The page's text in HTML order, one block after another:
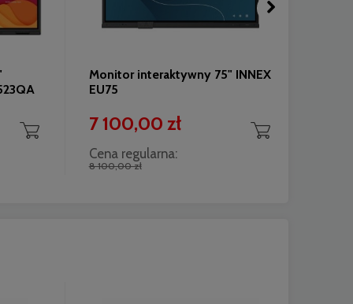
Monitor interaktywny 75" INNEX
EU75
7 100,00 zł
Cena regularna:
8 100,00 zł